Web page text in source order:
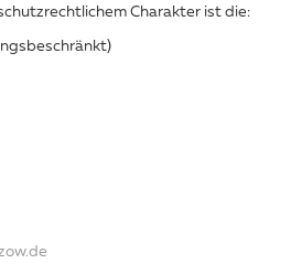
Charakter ist die:‬